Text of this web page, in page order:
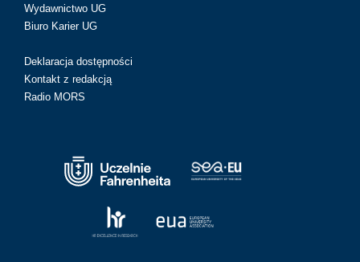
Wydawnictwo UG
Biuro Karier UG
Deklaracja dostępności
Kontakt z redakcją
Radio MORS